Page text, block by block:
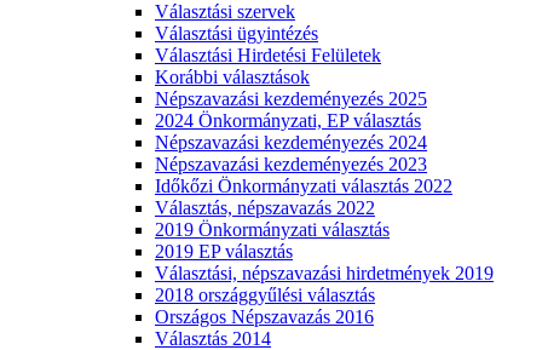
Választási szervek
Választási ügyintézés
Választási Hirdetési Felületek
Korábbi választások
Népszavazási kezdeményezés 2025
2024 Önkormányzati, EP választás
Népszavazási kezdeményezés 2024
Népszavazási kezdeményezés 2023
Időkőzi Önkormányzati választás 2022
Választás, népszavazás 2022
2019 Önkormányzati választás
2019 EP választás
Választási, népszavazási hirdetmények 2019
2018 országgyűlési választás
Országos Népszavazás 2016
Választás 2014